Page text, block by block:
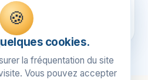
de loisirs →
🍪
cookies.
la fréquentation du site
Vous pouvez accepter